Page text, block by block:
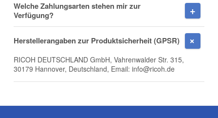
Welche Zahlungsarten stehen mir zur
Verfügung?
Herstellerangaben zur Produktsicherheit (GPSR)
RICOH DEUTSCHLAND GmbH, Vahrenwalder Str. 315,
30179 Hannover, Deutschland, Email: info@ricoh.de